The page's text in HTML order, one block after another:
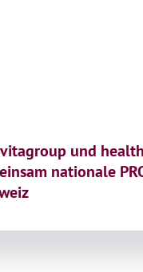
und
nationale